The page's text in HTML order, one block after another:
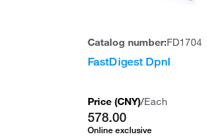
Catalog number:FD1704
FastDigest DpnI
Price (CNY)/Each
578.00
Online exclusive